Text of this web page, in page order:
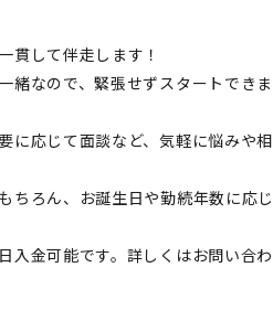
して伴走します！
なので、緊張せずスタートできま
に応じて面談など、気軽に悩みや相
ろん、お誕生日や勤続年数に応じ
金可能です。詳しくはお問い合わ